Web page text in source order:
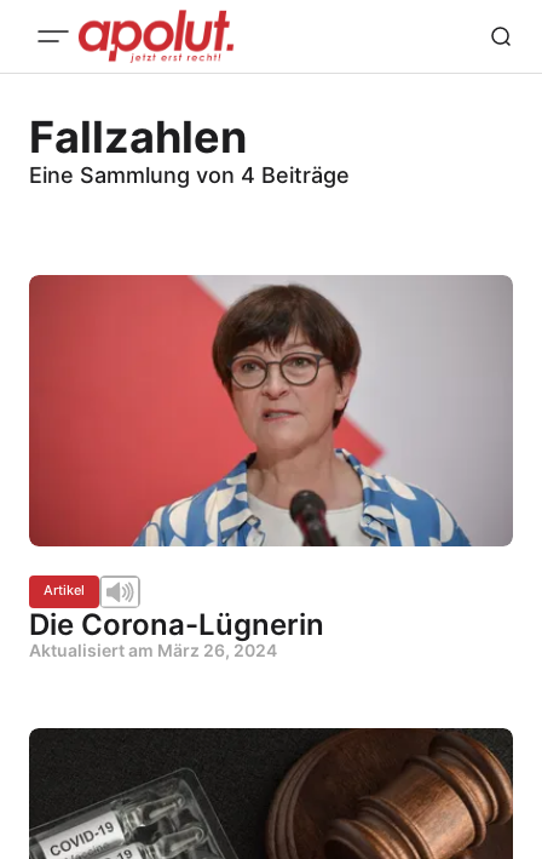
Fallzahlen
Eine Sammlung von 4 Beiträge
Artikel
Die Corona-Lügnerin
Aktualisiert am März 26, 2024